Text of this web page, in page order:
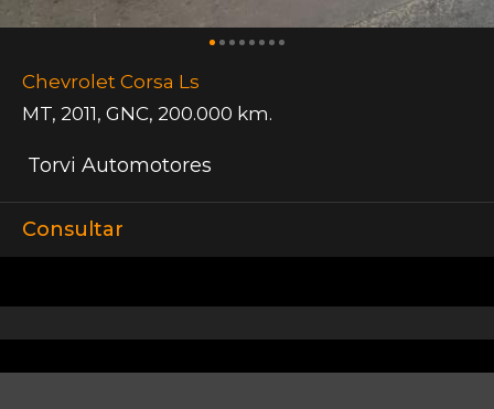
Chevrolet Corsa Ls
MT, 2011, GNC, 200.000 km.
Torvi Automotores
Consultar